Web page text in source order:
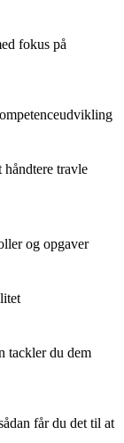
fokus på
travle
og opgaver
tackler du dem
får du det til at